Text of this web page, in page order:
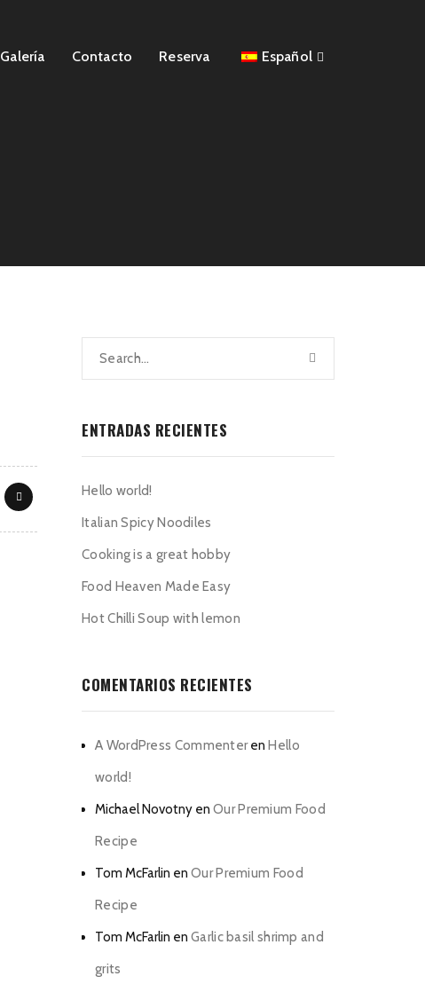
Galería Contacto Reserva Español
ENTRADAS RECIENTES
Hello world!
Italian Spicy Noodiles
Cooking is a great hobby
Food Heaven Made Easy
Hot Chilli Soup with lemon
COMENTARIOS RECIENTES
A WordPress CommenterenHello
world!
Michael Novotny en Our Premium Food
Recipe
Tom McFarlin en Our Premium Food
Recipe
Tom McFarlin en Garlic basil shrimp and
grits